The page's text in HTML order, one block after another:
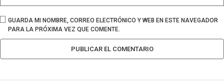
GUARDA MI NOMBRE, CORREO ELECTRÓNICO Y WEB EN ESTE NAVEGADOR
PARA LA PRÓXIMA VEZ QUE COMENTE.